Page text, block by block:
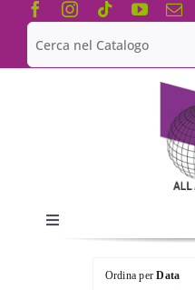
Salta
contenuto
Cerca
per:
Toggle
Navigation
Chi siamo
Ordina perData